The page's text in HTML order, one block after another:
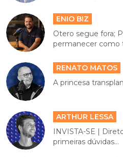
ENIO BIZ
Otero segue fora;
permanecer como
RENATO MATOS
A princesa
ARTHUR LESSA
INVISTA-SE |
primeiras dúvidas...